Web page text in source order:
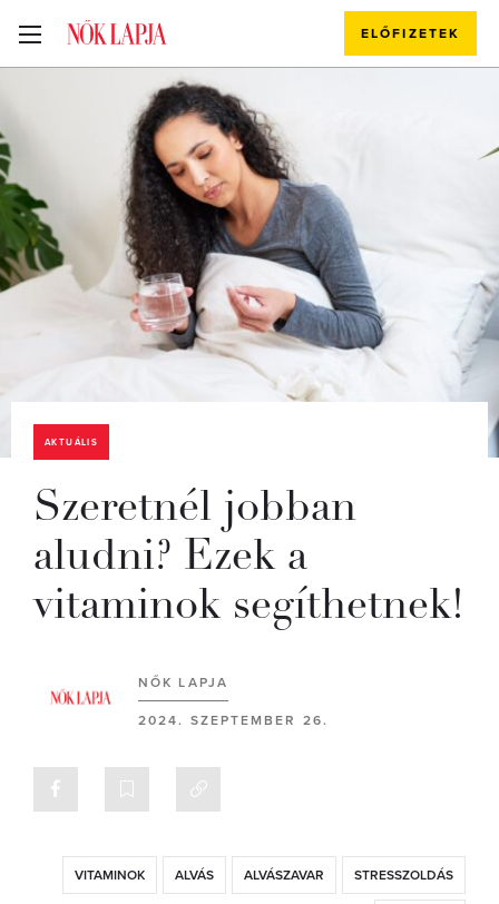
ELŐFIZETEK
AKTUÁLIS
Szeretnél jobban
aludni? Ezek a
vitaminok segíthetnek!
NŐK LAPJA
2024. SZEPTEMBER 26.
VITAMINOK ALVÁS ALVÁSZAVAR STRESSZOLDÁS